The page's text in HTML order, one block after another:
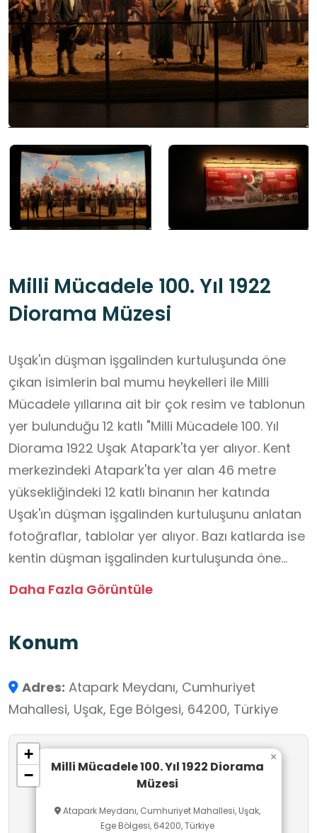
Milli Mücadele 100. Yıl 1922
Diorama Müzesi
Uşak'ın düşman işgalinden kurtuluşunda öne
çıkan isimlerin bal mumu heykelleri ile Milli
Mücadele yıllarına ait bir çok resim ve tablonun
yer bulunduğu 12 katlı "Milli Mücadele 100. Yıl
Diorama 1922 Uşak Atapark'ta yer alıyor. Kent
merkezindeki Atapark'ta yer alan 46 metre
yüksekliğindeki 12 katlı binanın her katında
Uşak'ın düşman işgalinden kurtuluşunu anlatan
fotoğraflar, tablolar yer alıyor. Bazı katlarda ise
kentin düşman işgalinden kurtuluşunda öne
çıkan isimlerin bal mumu heykelleri bulunuyor.
çekilen simge fotoğraflardan "Cumhuriyeti Biz
sergileniyor.
Daha Fazla Görüntüle
Konum
Adres: Atapark Meydanı, Cumhuriyet
Mahallesi, Uşak, Ege Bölgesi, 64200, Türkiye
Milli Mücadele 100. Yıl 1922 Diorama
Müzesi
Atapark Meydanı, Cumhuriyet Mahallesi, Uşak,
Ege Bölgesi, 64200, Türkiye
×
+
−